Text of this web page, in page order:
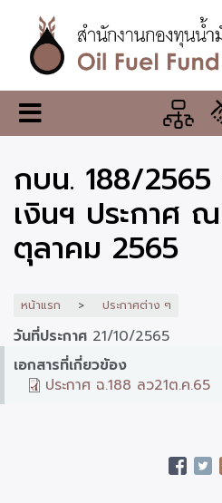
เนื้อหา
หลักสำนักงาน
กองทุน
น้ำมัน
เชื้อ
เพลิง
เ
ผ
กบน. 188/
เงินฯ ประกาศ
ตุลาคม 2565
หน้าแรก ประกาศต่าง ๆ
วันที่ประกาศ 21/10/2565
เอกสารที่เกี่ยวข้อง
ประกาศ ฉ.188 ลว21ต.ค.65